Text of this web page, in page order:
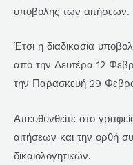
υποβολής των αιτήσεων.
Έτσι η διαδικασία
από την Δευτέρα 12
την Παρασκευή 29
Απευθυνθείτε στο
αιτήσεων και την ορθή
δικαιολογητικών.